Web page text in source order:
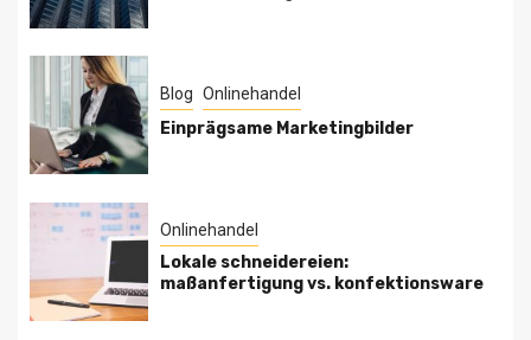
Blog Onlinehandel
Einprägsame Marketingbilder
Onlinehandel
Lokale schneidereien:
maßanfertigung vs. konfektionsware